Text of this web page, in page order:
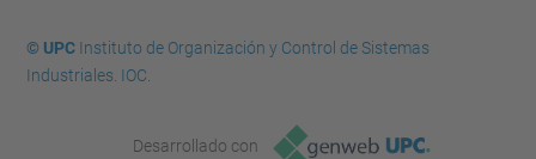
© UPCInstituto de Organización y Control de Sistemas
Industriales. IOC.
Desarrollado con